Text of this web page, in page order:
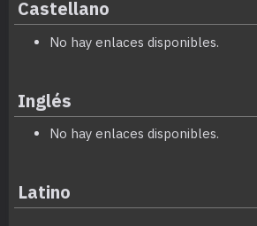
Castellano
No hay enlaces disponibles.
Inglés
No hay enlaces disponibles.
Latino